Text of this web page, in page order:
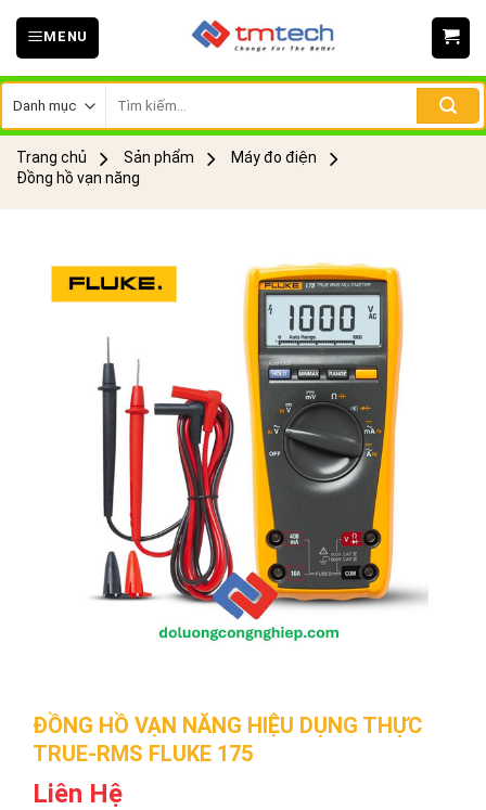
Skip
MENU
kiếm:
Trang chủ Sản phẩm
Máy đo điện
Đồng hồ vạn năng
ĐỒNG HỒ VẠN NĂNG HIỆU DỤNG THỰC
TRUE-RMS FLUKE 175
Liên Hệ